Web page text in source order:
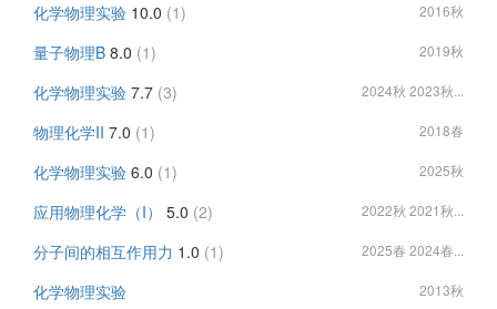
化学物理实验 10.0 (1) 2016秋
量子物理B 8.0 (1) 2019秋
化学物理实验 7.7 (3) 2024秋 2023秋...
物理化学II 7.0 (1) 2018春
化学物理实验 6.0 (1) 2025秋
应用物理化学（I） 5.0 (2) 2022秋 2021秋...
分子间的相互作用力 1.0 (1) 2025春 2024春...
化学物理实验 2013秋